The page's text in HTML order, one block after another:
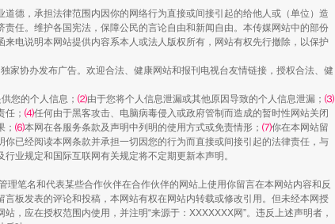
体化项目 走走走！国家喊你健身啦
近 山西：不断增强治理腐败综合效能
德，承担法律范围内因你的网络行为直接或间接引起的给他人或（单位）造
任。维护各国宪法，保障公民的言论自由和新闻自由。本传媒网站中的部份
电说明本网站提供内容系本人或法人版权所有，网站有权先行撤除，以保护
家协办发布广告。欢迎合法、健康网站和报刊电视台友情链接，授权合法、健
您的个人信息； ⑵由于您将个人信息泄漏或其他原因导致的个人信息泄漏； ⑶
； ⑷任何由于黑客攻击、电脑病毒侵入或政府管制而造成的暂时性网站关闭
； ⑹本网在各服务条款及声明中列明的使用方式或免责情形； ⑺你在本网站留
已经阅读本网条款并承担一切因您的行为而直接或间接引起的法律责任，与
业规定和国际互联网有关规定将不定期更新本声明。
笔名和代表某些合作伙伴在合作伙伴的网站上使用你留言在本网站内容和反
板发表的评论和投稿，本网站有权在网站内转载或修改引用。但未经本网授
，应在授权范围内使用，并注明“来源于：XXXXXXX网”。违反上述声明者，